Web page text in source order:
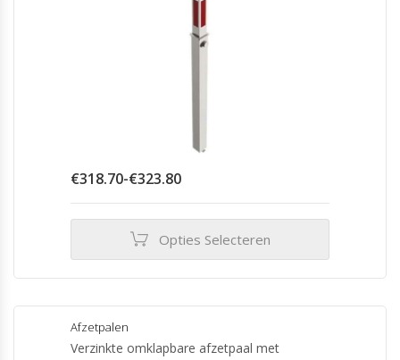
€318.70-€323.80Prijsklasse:
€323.80
Opties Selecteren
heeft
meerdere
variaties.
Afzetpalen
Verzinkte omklapbare afzetpaal met